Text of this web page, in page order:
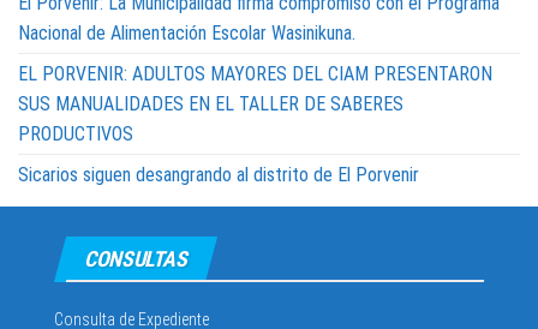
Nacional de Alimentación Escolar Wasinikuna.
EL PORVENIR: ADULTOS MAYORES DEL CIAM PRESENTARON
SUS MANUALIDADES EN EL TALLER DE SABERES
PRODUCTIVOS
Sicarios siguen desangrando al distrito de El Porvenir
CONSULTAS
Consulta de Expediente